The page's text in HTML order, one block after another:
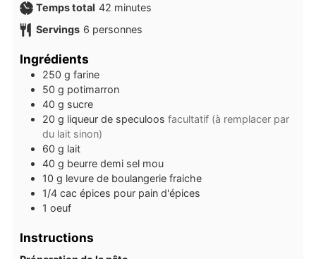
Temps total 42 minutes
minutes
Servings 6 personnes
Ingrédients
250 g farine
50 g potimarron
40 g sucre
20 g liqueur de speculoos facultatif (à remplacer par
du lait sinon)
60 g lait
40 g beurre demi sel mou
10 g levure de boulangerie fraiche
1/4 cac épices pour pain d'épices
1 oeuf
Instructions